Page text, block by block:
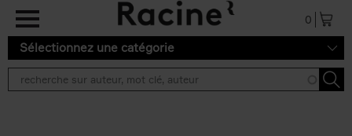
Aller au contenu principal
0
Sélectionnez une catégorie